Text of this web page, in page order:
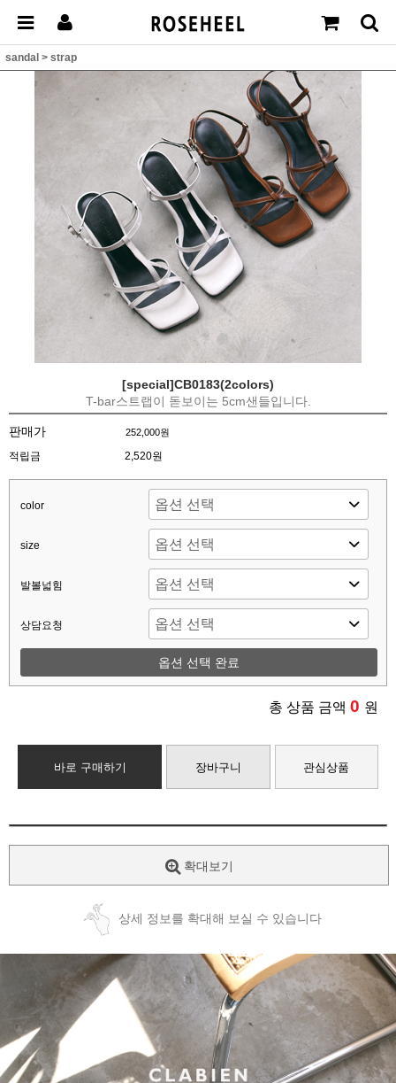
sandal > strap
[special]CB0183(2colors)
T-bar스트랩이 돋보이는 5cm샌들입니다.
판매가 252,000원
적립금 2,520원
color
size
발볼넓힘
상담요청
옵션 선택 완료
총 상품 금액 0 원
바로 구매하기 장바구니 관심상품
확대보기
상세 정보를 확대해 보실 수 있습니다